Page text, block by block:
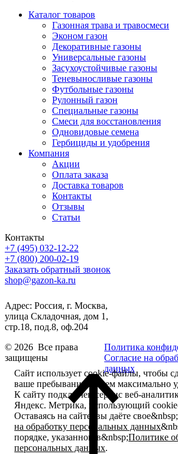
Каталог товаров
Газонная трава и травосмеси
Эконом газон
Декоративные газоны
Универсальные газоны
Засухоустойчивые газоны
Теневыносливые газоны
Футбольные газоны
Рулонный газон
Специальные газоны
Смеси для восстановления
Одновидовые семена
Гербициды и удобрения
Компания
Акции
Оплата заказа
Доставка товаров
Контакты
Отзывы
Статьи
Контакты
+7 (495) 032-12-22
+7 (800) 200-02-19
Заказать обратный звонок
shop@gazon-ka.ru
Адрес: Россия, г. Москва,
улица Складочная, дом 1,
стр.18, под.8, оф.204
© 2026 Все права
защищены
Политика
Согласие на
данных
Сайт использует cookie-файлы, чтобы
ваше пребывание на нем максимально
К cайту подключен сервис веб-
Яндекс. Метрика, использующий
Оставаясь на сайте, вы даёте свое&nbsp;
на обработку персональных данных
порядке, указанном в&nbsp;Политике
персональных данных.